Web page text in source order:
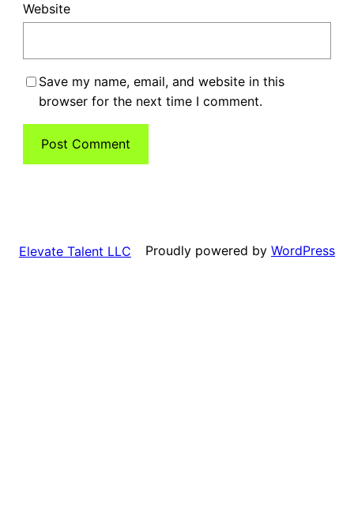
Website
Save my name, email, and website in this
browser for the next time I comment.
Elevate Talent LLC Proudly powered by WordPress